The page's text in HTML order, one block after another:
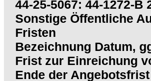
44-25-5067: 44-1272-B
Sonstige Öffentliche
Fristen
Bezeichnung Datum,
Frist zur Einreichung
Ende der